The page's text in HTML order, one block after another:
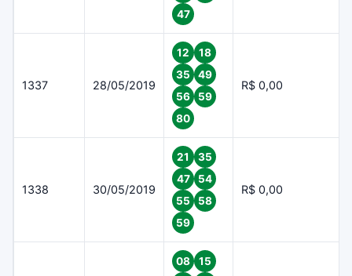
47
1337 28/05/2019
12
18
35
49
56
59
80
R$ 0,00
1338 30/05/2019
21
35
47
54
55
58
59
R$ 0,00
08
15